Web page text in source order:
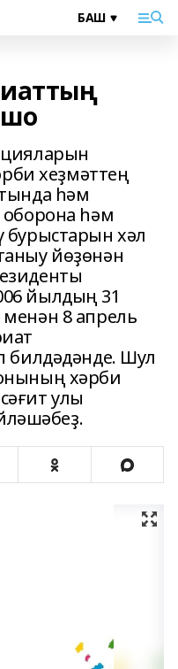
хеҙмәттең
һәм
оборона һәм
бурыстарын хәл
йөҙөнән
йылдың 31
8 апрель
билдәдәнде. Шул
хәрби
улы